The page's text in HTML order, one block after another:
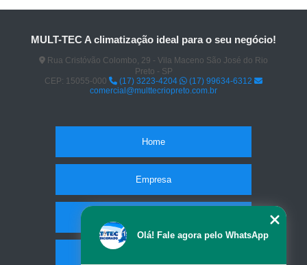
MULT-TEC A climatização ideal para o seu negócio!
Rua Cristóvão Colombo, 29 - Vila Maceno São José do Rio
Preto - SP
CEP: 15055-000
(17) 3223-4204
(17) 99634-6312
comercial@multtecriopreto.com.br
Home
Empresa
Olá! Fale agora pelo WhatsApp